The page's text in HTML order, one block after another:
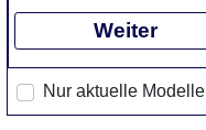
Weiter
Nur aktuelle Modelle